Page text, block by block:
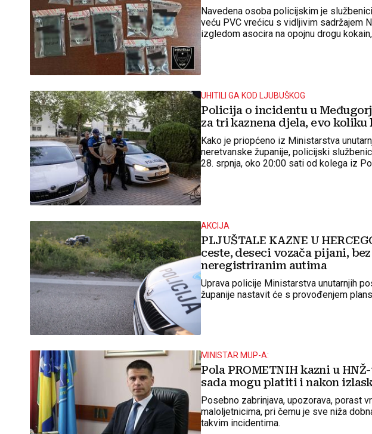
Navedena osoba policijskim je
veću PVC vrećicu s vidljivim sadržajem
izgledom asocira na opojnu drogu
UHITILI GA KOD LJUBUŠKOG
Policija o incidentu u
za tri kaznena djela, evo
Kako je priopćeno iz Ministarstva
neretvanske županije, policijski
28. srpnja, oko 20:00 sati od kolega iz
AKCIJA
PLJUŠTALE KAZNE U
ceste, deseci vozača pijani,
neregistriranim autima
Uprava policije Ministarstva unutarnjih
županije nastavit će s provođenjem
MINISTAR MUP-A:
Pola PROMETNIH kazni u
sada mogu platiti i nakon
Posebno zabrinjava, upozorava, porast
maloljetnicima, pri čemu je sve niža
takvim incidentima.